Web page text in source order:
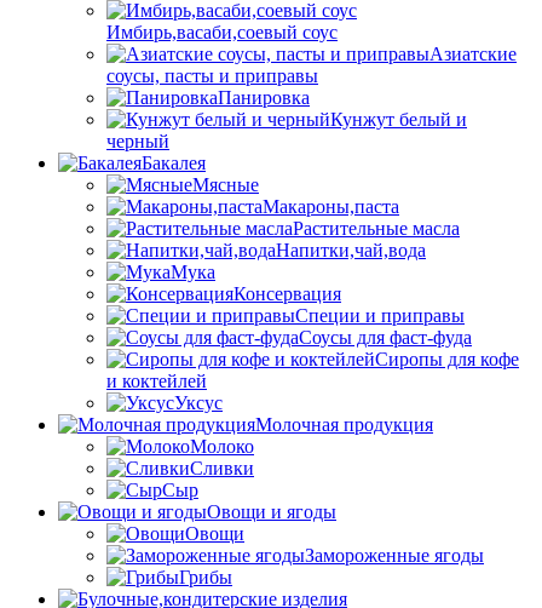
Имбирь,васаби,соевый соус
Азиатские
соусы, пасты и приправы
Панировка
Кунжут белый и
черный
Бакалея
Мясные
Макароны,паста
Растительные масла
Напитки,чай,вода
Мука
Консервация
Специи и приправы
Соусы для фаст-фуда
Сиропы для кофе
и коктейлей
Уксус
Молочная продукция
Молоко
Сливки
Сыр
Овощи и ягоды
Овощи
Замороженные ягоды
Грибы